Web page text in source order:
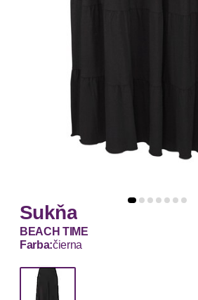
Sukňa
BEACH TIME
Farba:čierna